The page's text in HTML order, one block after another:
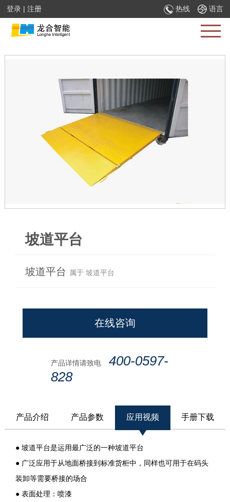
登录 |注册 语言
热线
坡道平台
坡道平台 属于 坡道平台
在线咨询
产品详情请致电
400-0597-
828
产品介绍 产品参数 应用视频 手册下载
● 坡道平台是运用最广泛的一种坡道平台
● 广泛应用于从地面桥接到标准货柜中，同样也可用于在码头
装卸等需要桥接的场合
● 表面处理：喷漆